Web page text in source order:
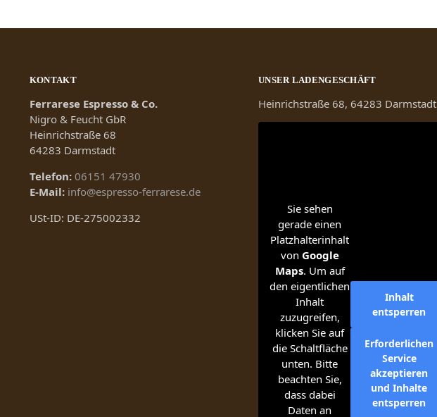
KONTAKT
Ferrarese Espresso & Co.
Nigro & Feucht GbR
Heinrichstraße 68
64283 Darmstadt
Telefon: 06151 47930
E-Mail: info@espresso-ferrarese.de
USt-ID: DE-275002332
UNSER LADENGESCHÄFT
Heinrichstraße 68, 64283 Darmstadt
Sie sehen
gerade einen
Platzhalterinhalt
von Google
Maps. Um auf
den eigentlichen
Inhalt
zuzugreifen,
klicken Sie auf
die Schaltfläche
unten. Bitte
beachten Sie,
dass dabei
Daten an
Inhalt
entsperren
Erforderlichen
Service
akzeptieren
und Inhalte
entsperren